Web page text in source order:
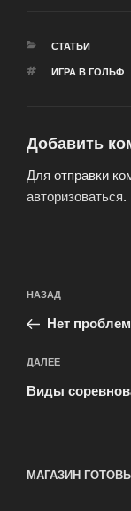
РУБРИКИ
СТАТЬИ
МЕТКИ
ИГРА В ГОЛЬФ
Добавить
Для отправки
авторизоваться.
по
записям
Предыдущая
запись:
НАЗАД
Нет
Следующая
запись
ДАЛЕЕ
Виды
МАГАЗИН